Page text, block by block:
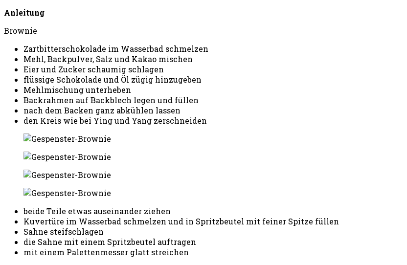
Anleitung
Brownie
Zartbitterschokolade im Wasserbad schmelzen
Mehl, Backpulver, Salz und Kakao mischen
Eier und Zucker schaumig schlagen
flüssige Schokolade und Öl zügig hinzugeben
Mehlmischung unterheben
Backrahmen auf Backblech legen und füllen
nach dem Backen ganz abkühlen lassen
den Kreis wie bei Ying und Yang zerschneiden
beide Teile etwas auseinander ziehen
Kuvertüre im Wasserbad schmelzen und in Spritzbeutel mit feiner Spitze füllen
Sahne steifschlagen
die Sahne mit einem Spritzbeutel auftragen
mit einem Palettenmesser glatt streichen